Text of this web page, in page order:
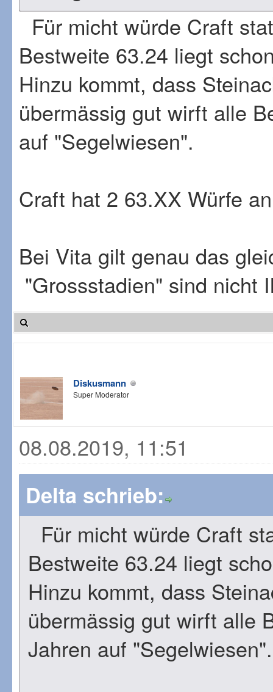
Für micht würde Craft
Bestweite 63.24 liegt
Hinzu kommt, dass
übermässig gut wirft alle
auf "Segelwiesen".
Craft hat 2 63.XX Würfe
Bei Vita gilt genau das
"Grossstadien" sind nicht
Diskusmann
Super Moderator
08.08.2019, 11:51
Delta schrieb:
Für micht würde Craft
Bestweite 63.24 liegt
Hinzu kommt, dass
übermässig gut wirft alle
Jahren auf "Segelwiesen".